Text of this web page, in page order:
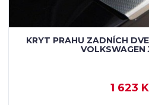
KRYT PRAHU ZADNÍCH
VOLKSWAGEN
1 623